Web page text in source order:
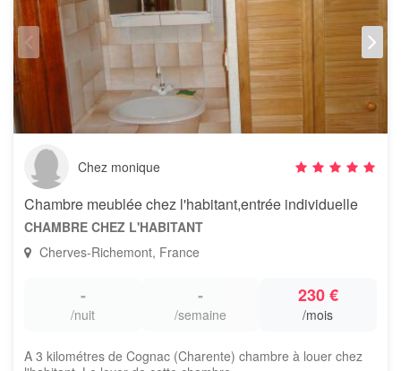
Chez monique
Chambre meublée chez l'habitant,entrée individuelle
CHAMBRE CHEZ L'HABITANT
Cherves-Richemont, France
-
/nuit
-
/semaine
230 €
/mois
A 3 kilométres de Cognac (Charente) chambre à louer chez